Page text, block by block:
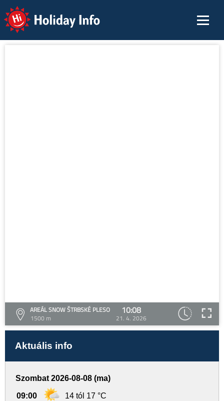
Holiday Info
AREÁL SNOW ŠTRBSKÉ PLESO
1500 m
10:08
21. 4. 2026
Aktuális info
Szombat 2026-08-08 (ma)
09:00 14 tól 17 °C